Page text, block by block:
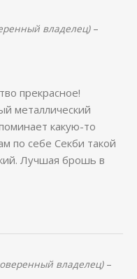
владелец) –
прекрасное!
металлический
какую-то
по себе Секби такой
Лучшая брошь в
владелец) –